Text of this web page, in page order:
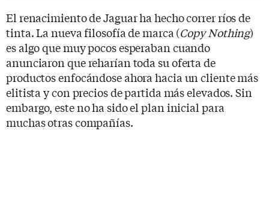
El renacimiento de Jaguar ha hecho correr ríos de
tinta. La nueva filosofía de marca (Copy Nothing)
es algo que muy pocos esperaban cuando
anunciaron que reharían toda su oferta de
productos enfocándose ahora hacia un cliente más
elitista y con precios de partida más elevados. Sin
embargo, este no ha sido el plan inicial para
muchas otras compañías.